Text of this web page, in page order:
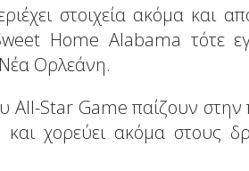
στοιχεία ακόμα και
Home Alabama τότε
Ορλεάνη.
All-Star Game παίζουν
χορεύει ακόμα στους